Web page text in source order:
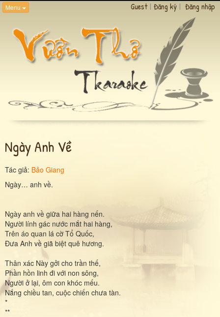
Menu Guest | Đăng ký | Đăng nhập
Ngày Anh Về
Tác giả: Bảo Giang
Ngày… anh về.
Ngày anh về giữa hai hàng nến.
Người lính gác nước mắt hai hàng,
Trên áo quan lá cờ Tổ Quốc,
Đưa Anh về giã biệt quê hương.
Thân xác Này gởi cho trần thế,
Phần hồn linh đi với non sông,
Người ở lại, ôm con khóc mếu.
Nắng chiều tan, cuộc chiến chưa tàn.
*
**